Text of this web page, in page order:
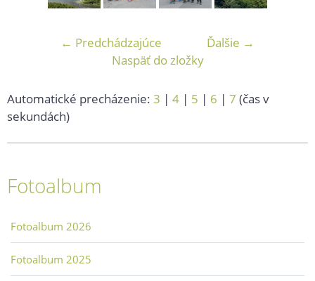
← Predchádzajúce
Ďalšie →
Naspäť do zložky
Automatické precházenie: 3 | 4 | 5 | 6 | 7 (čas v
sekundách)
Fotoalbum
Fotoalbum 2026
Fotoalbum 2025